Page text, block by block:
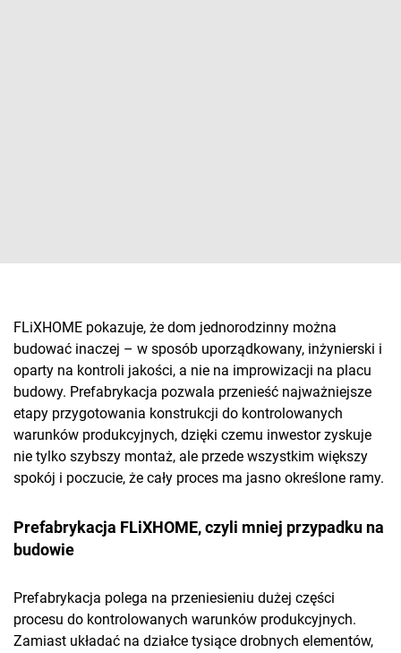
FLiXHOME pokazuje, że dom jednorodzinny można
budować inaczej – w sposób uporządkowany, inżynierski i
oparty na kontroli jakości, a nie na improwizacji na placu
budowy. Prefabrykacja pozwala przenieść najważniejsze
etapy przygotowania konstrukcji do kontrolowanych
warunków produkcyjnych, dzięki czemu inwestor zyskuje
nie tylko szybszy montaż, ale przede wszystkim większy
spokój i poczucie, że cały proces ma jasno określone ramy.
Prefabrykacja FLiXHOME, czyli mniej przypadku na
budowie
Prefabrykacja polega na przeniesieniu dużej części
procesu do kontrolowanych warunków produkcyjnych.
Zamiast układać na działce tysiące drobnych elementów,